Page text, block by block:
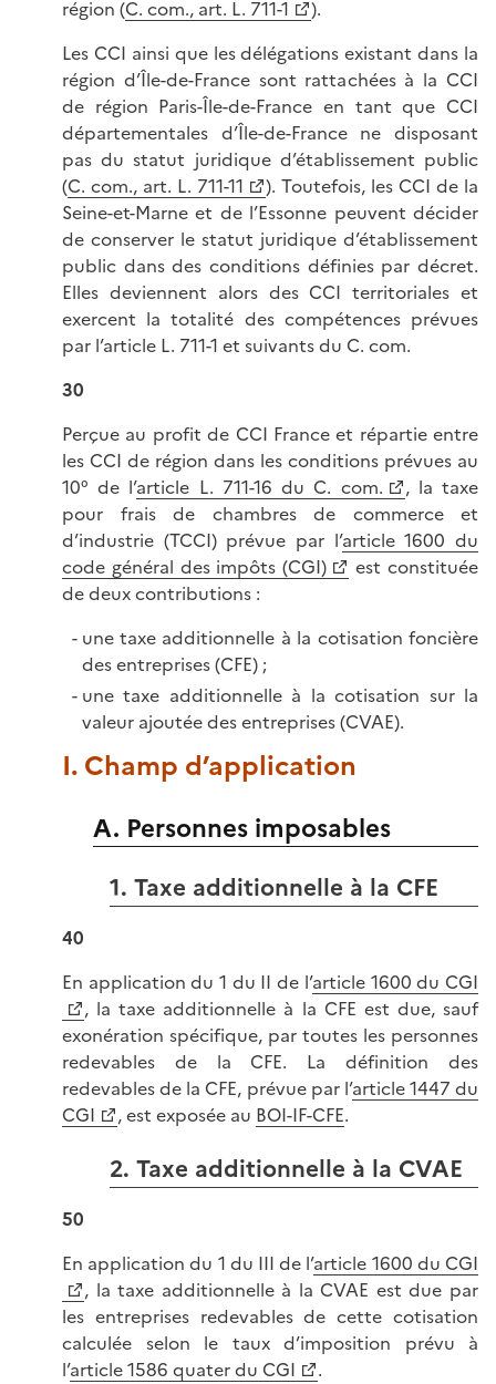
région (C. com., art. L. 711-1
).
Les CCI ainsi que les délégations existant dans la
région d’Île-de-France sont rattachées à la CCI
de région Paris-Île-de-France en tant que CCI
départementales d’Île-de-France ne disposant
pas du statut juridique d’établissement public
(C. com., art. L. 711-11
). Toutefois, les CCI de la
Seine-et-Marne et de l’Essonne peuvent décider
de conserver le statut juridique d’établissement
public dans des conditions définies par décret.
Elles deviennent alors des CCI territoriales et
exercent la totalité des compétences prévues
par l’article L. 711-1 et suivants du C. com.
30
Perçue au profit de CCI France et répartie entre
les CCI de région dans les conditions prévues au
10° de l’article L. 711-16 du C. com.
, la taxe
pour frais de chambres de commerce et
d’industrie (TCCI) prévue par l’article 1600 du
code général des impôts (CGI)
est constituée
de deux contributions :
une taxe additionnelle à la cotisation foncière
des entreprises (CFE) ;
une taxe additionnelle à la cotisation sur la
valeur ajoutée des entreprises (CVAE).
I. Champ d’application
A. Personnes imposables
1. Taxe additionnelle à la CFE
40
En application du 1 du II de l’article 1600 du CGI
, la taxe additionnelle à la CFE est due, sauf
exonération spécifique, par toutes les personnes
redevables de la CFE. La définition des
redevables de la CFE, prévue par l’article 1447 du
CGI
, est exposée au BOI-IF-CFE.
2. Taxe additionnelle à la CVAE
50
En application du 1 du III de l’article 1600 du CGI
, la taxe additionnelle à la CVAE est due par
les entreprises redevables de cette cotisation
calculée selon le taux d’imposition prévu à
l’article 1586 quater du CGI
.